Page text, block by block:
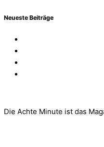
Neueste Beiträge
Die Achte Minute ist das